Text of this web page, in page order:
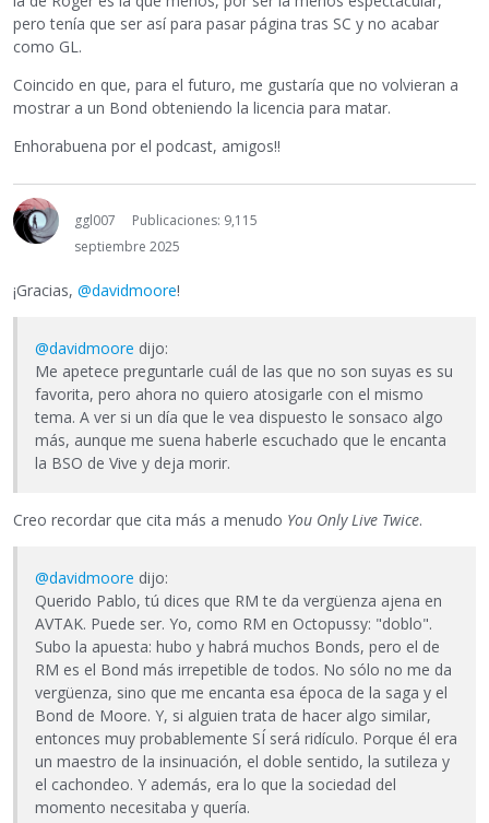
pero tenía que ser así para pasar página tras SC y no acabar
como GL.
Coincido en que, para el futuro, me gustaría que no volvieran a
mostrar a un Bond obteniendo la licencia para matar.
Enhorabuena por el podcast, amigos!!
ggl007
Publicaciones: 9,115
septiembre 2025
¡Gracias, @davidmoore!
@davidmoore dijo:
Me apetece preguntarle cuál de las que no son suyas es su
favorita, pero ahora no quiero atosigarle con el mismo
tema. A ver si un día que le vea dispuesto le sonsaco algo
más, aunque me suena haberle escuchado que le encanta
la BSO de Vive y deja morir.
Creo recordar que cita más a menudo You Only Live Twice.
@davidmoore dijo:
Querido Pablo, tú dices que RM te da vergüenza ajena en
AVTAK. Puede ser. Yo, como RM en Octopussy: "doblo".
Subo la apuesta: hubo y habrá muchos Bonds, pero el de
RM es el Bond más irrepetible de todos. No sólo no me da
vergüenza, sino que me encanta esa época de la saga y el
Bond de Moore. Y, si alguien trata de hacer algo similar,
entonces muy probablemente SÍ será ridículo. Porque él era
un maestro de la insinuación, el doble sentido, la sutileza y
el cachondeo. Y además, era lo que la sociedad del
momento necesitaba y quería.